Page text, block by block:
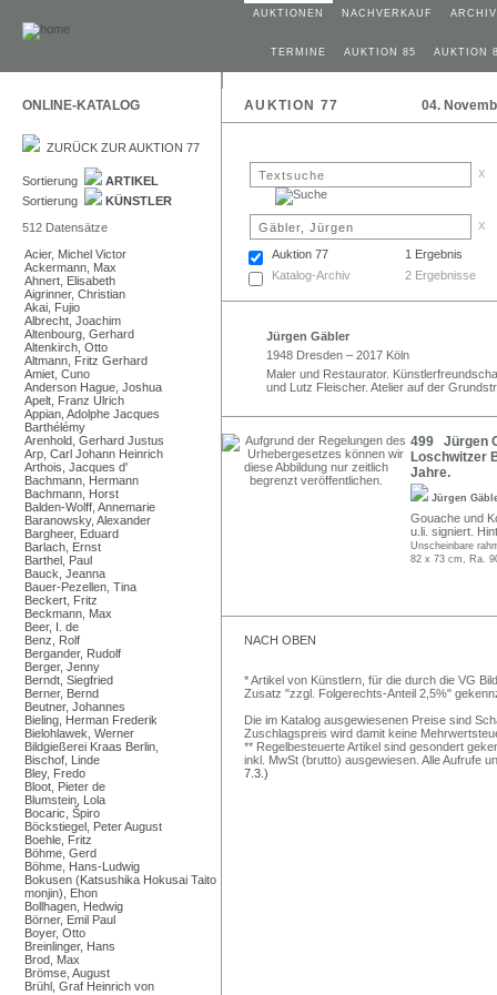
AUKTIONEN NACHVERKAUF ARCHIV
TERMINE AUKTION 85 AUKTION
ONLINE-KATALOG AUKTION 77 04.
ZURÜCK ZUR AUKTION 77
Sortierung
ARTIKEL
Sortierung
KÜNSTLER
512 Datensätze
Acier, Michel Victor
Ackermann, Max
Ahnert, Elisabeth
Aigrinner, Christian
Akai, Fujio
Albrecht, Joachim
Altenbourg, Gerhard
Altenkirch, Otto
Altmann, Fritz Gerhard
Amiet, Cuno
Anderson Hague, Joshua
Apelt, Franz Ulrich
Appian, Adolphe Jacques
Barthélémy
Arenhold, Gerhard Justus
Arp, Carl Johann Heinrich
Arthois, Jacques d'
Bachmann, Hermann
Bachmann, Horst
Balden-Wolff, Annemarie
Baranowsky, Alexander
Bargheer, Eduard
Barlach, Ernst
Barthel, Paul
Bauck, Jeanna
Bauer-Pezellen, Tina
Beckert, Fritz
Beckmann, Max
Beer, I. de
Benz, Rolf
Bergander, Rudolf
Berger, Jenny
Berndt, Siegfried
Berner, Bernd
Beutner, Johannes
Bieling, Herman Frederik
Bielohlawek, Werner
Bildgießerei Kraas Berlin,
Bischof, Linde
Bley, Fredo
Bloot, Pieter de
Blumstein, Lola
Bocaric, Špiro
Böckstiegel, Peter August
Boehle, Fritz
Böhme, Gerd
Böhme, Hans-Ludwig
Bokusen (Katsushika Hokusai Taito
monjin), Ehon
Bollhagen, Hedwig
Börner, Emil Paul
Boyer, Otto
Breinlinger, Hans
Brod, Max
Brömse, August
Brühl, Graf Heinrich von
x
x
Auktion 77
1 Ergebnis
Katalog-Archiv
2 Ergebnisse
Jürgen Gäbler
1948 Dresden – 2017 Köln
Maler und Restaurator.
und Lutz Fleischer. Atelier auf der
499 Jürgen
Loschwitzer
Jahre.
Jürgen
Gouache und
u.li. signiert.
Unscheinbare
82 x 73 cm, Ra.
NACH OBEN
* Artikel von Künstlern, für die durch die VG
Zusatz "zzgl. Folgerechts-Anteil 2,5%"
Die im Katalog ausgewiesenen Preise sind
Zuschlagspreis wird damit keine
** Regelbesteuerte Artikel sind gesondert
inkl. MwSt (brutto) ausgewiesen. Alle Aufrufe
7.3.)